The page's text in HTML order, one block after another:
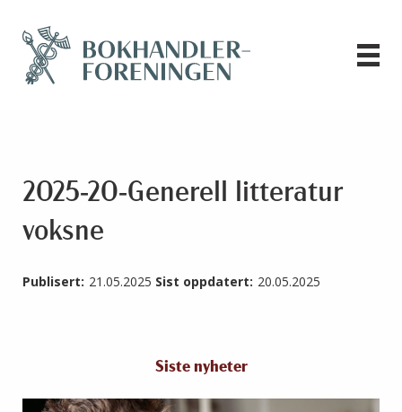
2025-20-Generell litteratur
voksne
Publisert: 21.05.2025 Sist oppdatert: 20.05.2025
Siste nyheter